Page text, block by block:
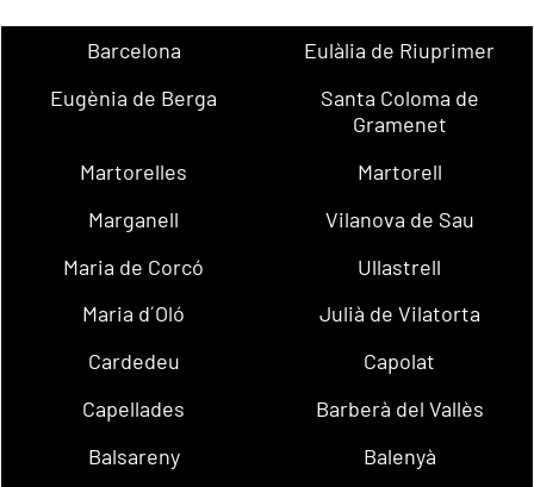
Barcelona
Eulàlia de Riuprimer
Eugènia de Berga
Santa Coloma de
Gramenet
Martorelles
Martorell
Marganell
Vilanova de Sau
Maria de Corcó
Ullastrell
Maria d´Oló
Julià de Vilatorta
Cardedeu
Capolat
Capellades
Barberà del Vallès
Balsareny
Balenyà